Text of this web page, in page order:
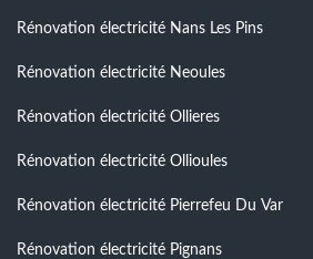
Rénovation électricité Nans Les Pins
Rénovation électricité Neoules
Rénovation électricité Ollieres
Rénovation électricité Ollioules
Rénovation électricité Pierrefeu Du Var
Rénovation électricité Pignans